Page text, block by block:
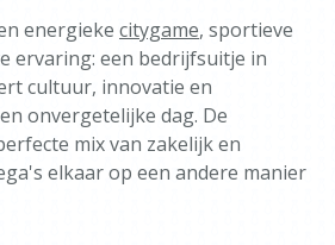
energieke citygame, sportieve
ervaring: een bedrijfsuitje in
cultuur, innovatie en
onvergetelijke dag. De
mix van zakelijk en
elkaar op een andere manier